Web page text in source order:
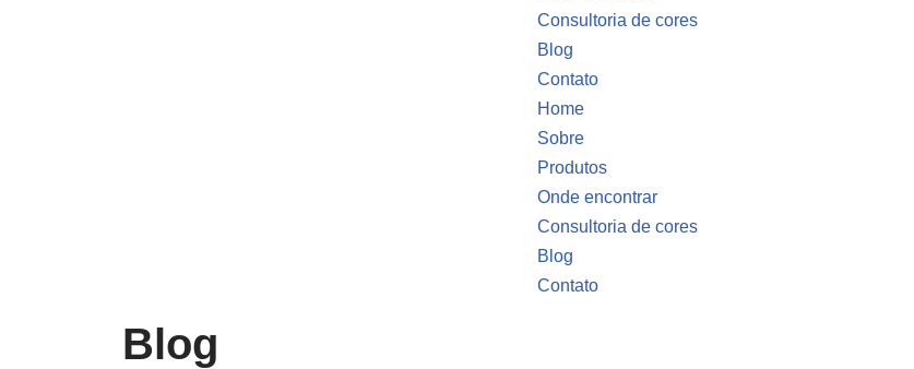
Consultoria de cores
Blog
Contato
Home
Sobre
Produtos
Onde encontrar
Consultoria de cores
Blog
Contato
Blog